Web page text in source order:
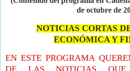
de octubre de
NOTICIAS CORTAS
ECONÓMICA Y
EN ESTE PROGRAMA